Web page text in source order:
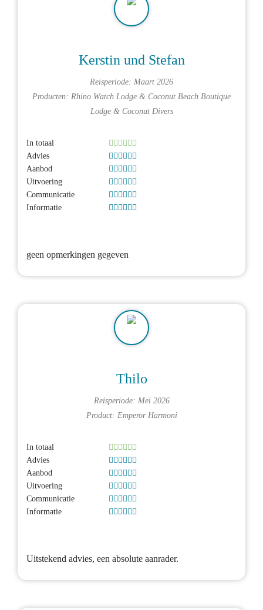
Kerstin und Stefan
Reisperiode: Maart 2026
Producten: Rhino Watch Lodge & Coconut Beach Boutique
Lodge& Coconut Divers
In totaal
Advies
Aanbod
Uitvoering
Communicatie
Informatie
geen opmerkingen gegeven
Thilo
Reisperiode: Mei 2026
Product: Emperor Harmoni
In totaal
Advies
Aanbod
Uitvoering
Communicatie
Informatie
Uitstekend advies, een absolute aanrader.